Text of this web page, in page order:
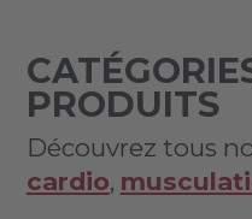
PRODUITS
Découvrez tous
cardio,